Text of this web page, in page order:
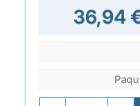
36,94